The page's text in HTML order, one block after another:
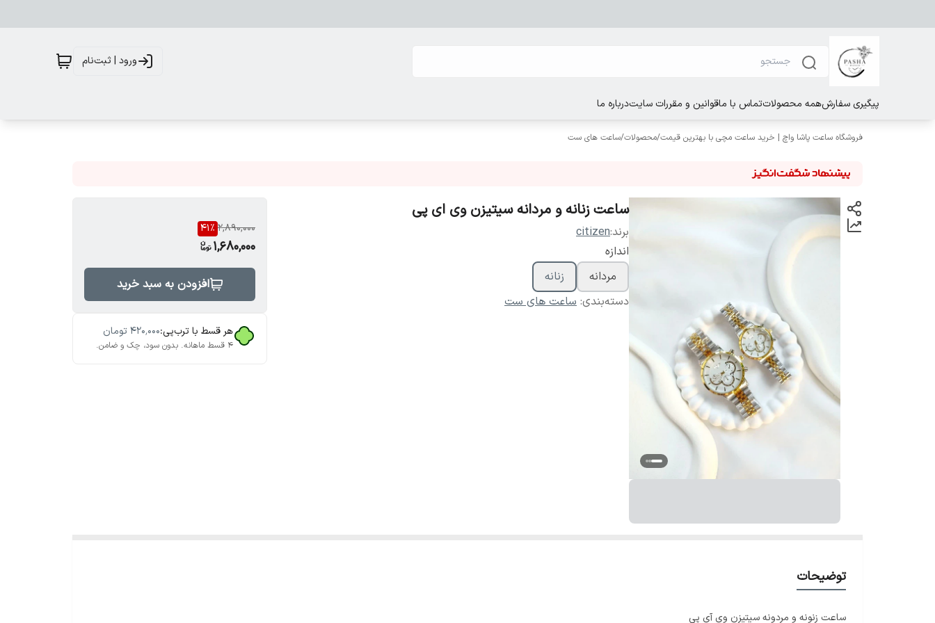
ورود | ثبت‌نام
پیگیری سفارشهمه محصولاتتماس با ماقوانین و مقررات سایتدرباره ما
فروشگاه ساعت پاشا واچ | خرید ساعت مچی با بهترین قیمت/محصولات/ساعت های ست
ساعت زنانه و مردانه سیتیزن وی ای پی
برند:citizen
اندازه
مردانه
زنانه
دسته‌بندی: ساعت های ست
2,890,000
41%
1,680,000
افزودن به سبد خرید
هر قسط با ترب‌پی:۴۲۰٬۰۰۰تومان
۴ قسط ماهانه. بدون سود، چک و ضامن.
توضیحات
ساعت زنونه و مردونه سیتیزن وی آی پی